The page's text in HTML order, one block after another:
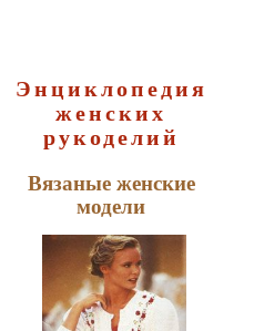
Энциклопедия
женских
рукоделий
Вязаные женские
модели